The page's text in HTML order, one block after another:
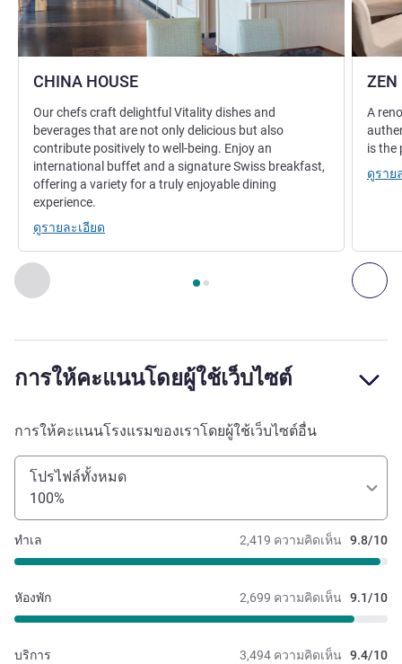
ก่อนหน้า - ห้องอาหาร ถั
หน้า1 , ห้องอาหาร 1 : CHINA HOUSE , ห้องอาหาร 2 :
CHINA HOUSE
Our chefs craft delightful Vitality dishes and
beverages that are not only delicious but also
contribute positively to well-being. Enjoy an
international buffet and a signature Swiss breakfast,
offering a variety for a truly enjoyable dining
experience.
ดูรายละเอียด
ZEN
A
is the
ดูราย
การให้คะแนนโดยผู้ใช้เว็บไซต์
การให้คะแนนโรงแรมของเราโดยผู้ใช้เว็บไซต์อื่น
โปรไฟล์ทั้งหมด
100%
2,419 ความคิดเห็น 9.8/10
ทำเล
2,699 ความคิดเห็น 9.1/10
หัองพัก
3,494 ความคิดเห็น 9.4/10
บริการ